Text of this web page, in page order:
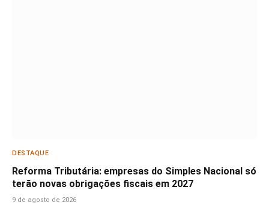
DESTAQUE
Reforma Tributária: empresas do Simples Nacional só
terão novas obrigações fiscais em 2027
9 de agosto de 2026